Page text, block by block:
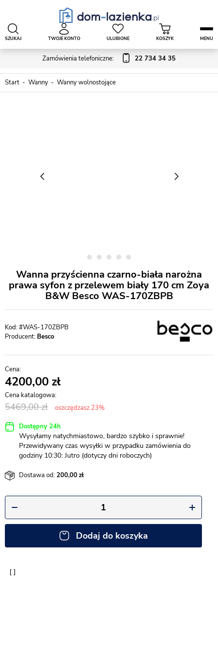
Zamówienia telefoniczne: 22 734 34 35
SZUKAJ TWOJE KONTO ULUBIONE KOSZYK MENU
Start Wanny Wanny wolnostojące
Wanna przyścienna czarno-biała narożna
prawa syfon z przelewem biały 170 cm Zoya
B&W Besco WAS-170ZBPB
#WAS-170ZBPB
Producent: Besco
4200,00
5469,00 oszczędzasz 23%
Dostępny 24h
Wysyłamy natychmiastowo, bardzo szybko i sprawnie!
Przewidywany czas wysyłki w przypadku zamówienia do
godziny 10:30: Jutro (dotyczy dni roboczych)
Dostawa od:200,00
Dodaj do koszyka